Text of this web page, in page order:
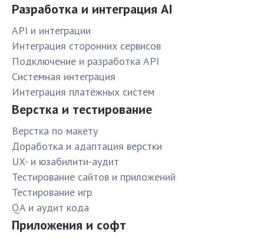
Разработка и интеграция AI
API и интеграции
Интеграция сторонних сервисов
Подключение и разработка API
Системная интеграция
Интеграция платёжных систем
Верстка и тестирование
Верстка по макету
Доработка и адаптация верстки
UX- и юзабилити-аудит
Тестирование сайтов и приложений
Тестирование игр
QA и аудит кода
Приложения и софт